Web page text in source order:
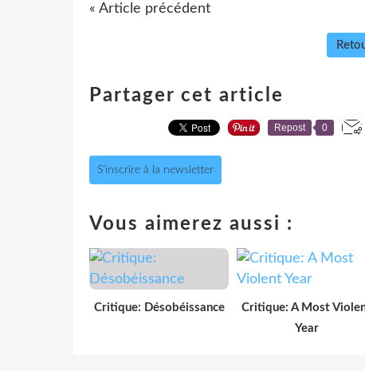
« Article précédent
Partager cet article
Repost 0
S'inscrire à la newsletter
Vous aimerez aussi :
Critique: Désobéissance
Critique: A Most
Year